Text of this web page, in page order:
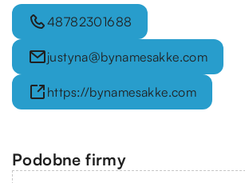
48782301688
justyna@bynamesakke.com
https://bynamesakke.com
Podobne firmy